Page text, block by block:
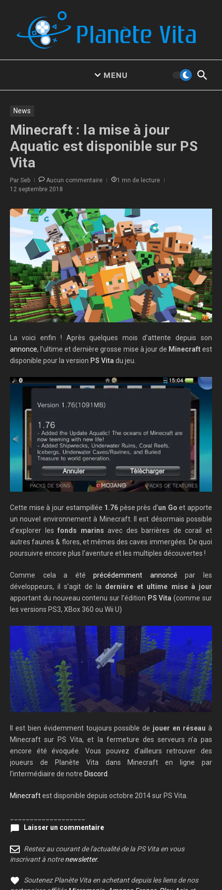
MENU
News
Minecraft : la mise à jour
Aquatic est disponible sur PS
Vita
Par Seb Aucun commentaire
1 mn de lecture
12 septembre 2018
La voici enfin ! Après quelques mois d’attente depuis son
annonce, l’ultime et dernière grosse mise à jour de Minecraftest
disponible pour la version PS Vita du jeu.
Cette mise à jour estampillée 1.76 pèse près d’un Go et apporte
un nouvel environnement à Minecraft. Il est désormais possible
d’explorer lesfonds marins avec des barrières de corail et
autres faunes & flores, et mêmes des caves immergées. De quoi
poursuivre encore plus l’aventure et les multiples découvertes !
Comme cela a étéprécédemment annoncé par les
développeurs, il s’agit de la dernière et ultime mise à jour
apportant du nouveau contenu sur l’édition PS Vita (comme sur
les versions PS3, XBox 360 ou Wii U)
Il est bien évidemment toujours possible de jouer en réseau à
Minecraft sur PS Vita, et la fermeture des serveurs n’a pas
encore été évoquée. Vous pouvez d’ailleurs retrouver des
joueurs de Planète Vita dans Minecraft en ligne par
l’intermédiaire de notre Discord.
Minecraftest disponible depuis octobre 2014 sur PS Vita.
Laisser un commentaire
Restez au courant de l'actualité de la PS Vita en vous
inscrivant à notrenewsletter.
Soutenez Planète Vita en achetant depuis les liens de nos